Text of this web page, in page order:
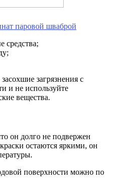
паровой шваброй
средства;
загрязнения с
и не используйте
вещества.
он долго не подвержен
остаются яркими, он
поверхности можно по